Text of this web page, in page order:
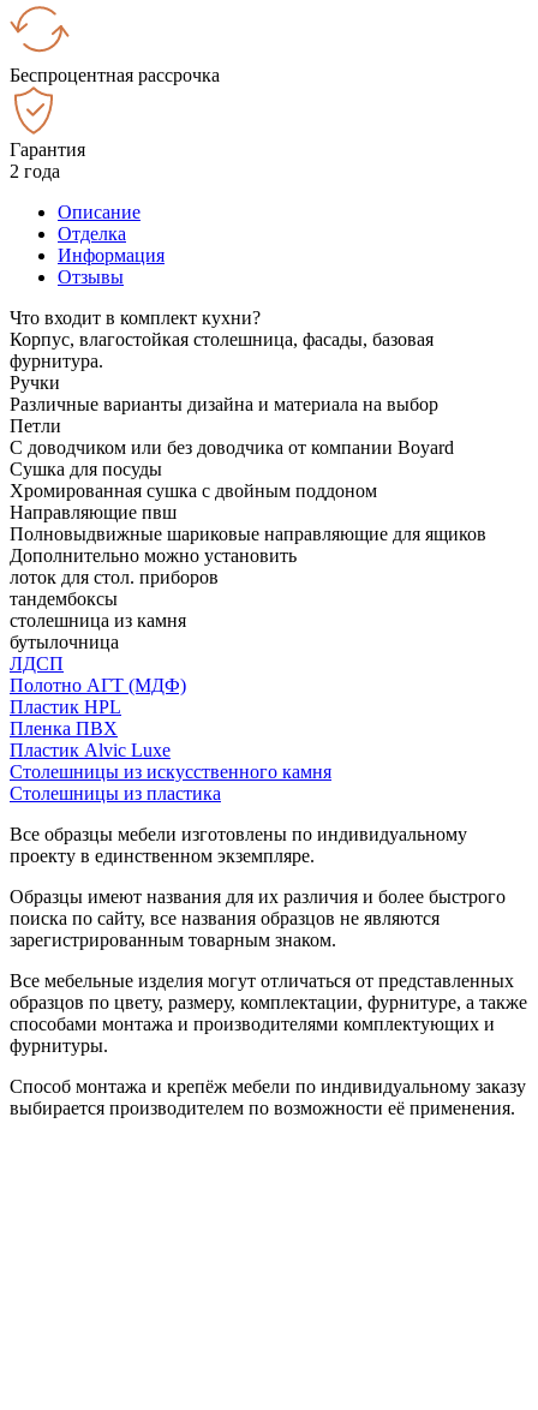
Беспроцентная рассрочка
Гарантия
2 года
Описание
Отделка
Информация
Отзывы
Что входит в комплект кухни?
Корпус, влагостойкая столешница, фасады, базовая
фурнитура.
Ручки
Различные варианты дизайна и материала на выбор
Петли
С доводчиком или без доводчика от компании Boyard
Сушка для посуды
Хромированная сушка с двойным поддоном
Направляющие пвш
Полновыдвижные шариковые направляющие для ящиков
Дополнительно можно установить
лоток для стол. приборов
тандембоксы
столешница из камня
бутылочница
ЛДСП
Полотно АГТ (МДФ)
Пластик HPL
Пленка ПВХ
Пластик Alvic Luxe
Столешницы из искусственного камня
Столешницы из пластика
Все образцы мебели изготовлены по индивидуальному
проекту в единственном экземпляре.
Образцы имеют названия для их различия и более быстрого
поиска по сайту, все названия образцов не являются
зарегистрированным товарным знаком.
Все мебельные изделия могут отличаться от представленных
образцов по цвету, размеру, комплектации, фурнитуре, а также
способами монтажа и производителями комплектующих и
фурнитуры.
Способ монтажа и крепёж мебели по индивидуальному заказу
выбирается производителем по возможности её применения.